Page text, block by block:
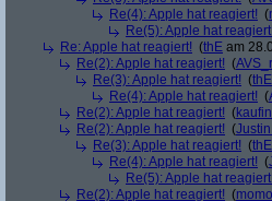
Re(4): Apple hat reagiert! (
Re(5): Apple hat reagiert!
Re: Apple hat reagiert! (thE am
Re(2): Apple hat reagiert! (
Re(3): Apple hat reagiert! (thE
Re(4): Apple hat reagiert! (
Re(2): Apple hat reagiert! (
Re(2): Apple hat reagiert! (Justin
Re(3): Apple hat reagiert! (thE
Re(4): Apple hat reagiert! (
Re(5): Apple hat reagiert!
Re(2): Apple hat reagiert! (